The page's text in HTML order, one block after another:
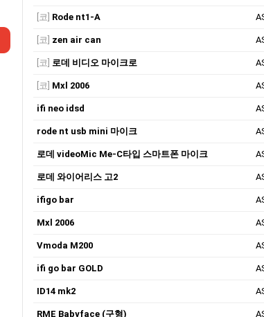
[코] Rode nt1-A
[코] zen air can
[코] 로데 비디오 마이크로
[코] Mxl 2006
ifi neo idsd
rode nt usb mini 마이크
로데 videoMic Me-C타입 스마트폰 마이크
로데 와이어리스 고2
ifigo bar
Mxl 2006
Vmoda M200
ifi go bar GOLD
ID14 mk2
RME Babyface (구형)